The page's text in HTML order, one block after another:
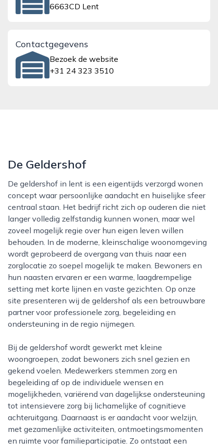
6663CD Lent
Contactgegevens
Bezoek de website
+31 24 323 3510
De Geldershof
De geldershof in lent is een eigentijds verzorgd wonen
concept waar persoonlijke aandacht en huiselijke sfeer
centraal staan. Het bedrijf richt zich op ouderen die niet
langer volledig zelfstandig kunnen wonen, maar wel
zoveel mogelijk regie over hun eigen leven willen
behouden. In de moderne, kleinschalige woonomgeving
wordt geprobeerd de overgang van thuis naar een
zorglocatie zo soepel mogelijk te maken. Bewoners en
hun naasten ervaren er een warme, laagdrempelige
setting met korte lijnen en vaste gezichten. Op onze
site presenteren wij de geldershof als een betrouwbare
partner voor professionele zorg, begeleiding en
ondersteuning in de regio nijmegen.
Bij de geldershof wordt gewerkt met kleine
woongroepen, zodat bewoners zich snel gezien en
gekend voelen. Medewerkers stemmen zorg en
begeleiding af op de individuele wensen en
mogelijkheden, variërend van dagelijkse ondersteuning
tot intensievere zorg bij lichamelijke of cognitieve
achteruitgang. Daarnaast is er aandacht voor welzijn,
met gezamenlijke activiteiten, ontmoetingsmomenten
en ruimte voor familieparticipatie. Zo ontstaat een